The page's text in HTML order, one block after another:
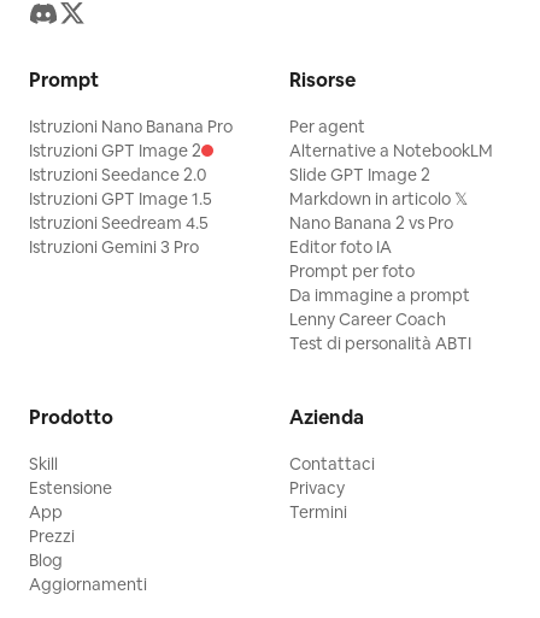
Prompt
Istruzioni Nano Banana Pro
Istruzioni GPT Image 2
Istruzioni Seedance 2.0
Istruzioni GPT Image 1.5
Istruzioni Seedream 4.5
Istruzioni Gemini 3 Pro
Risorse
Per agent
Alternative a NotebookLM
Slide GPT Image 2
Markdown in articolo 𝕏
Nano Banana 2 vs Pro
Editor foto IA
Prompt per foto
Da immagine a prompt
Lenny Career Coach
Test di personalità ABTI
Prodotto
Skill
Estensione
App
Prezzi
Blog
Aggiornamenti
Azienda
Contattaci
Privacy
Termini